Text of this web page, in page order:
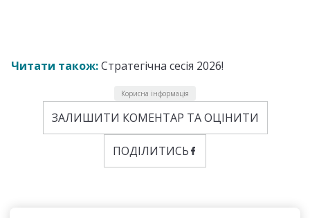
Читати також:Стратегічна сесія 2026!
Корисна інформація
ЗАЛИШИТИ КОМЕНТАР ТА ОЦІНИТИ
ПОДІЛИТИСЬ